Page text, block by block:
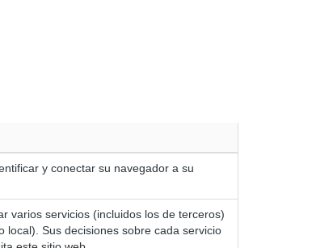
y conectar su navegador a su
varios servicios (incluidos los de terceros)
Sus decisiones sobre cada servicio